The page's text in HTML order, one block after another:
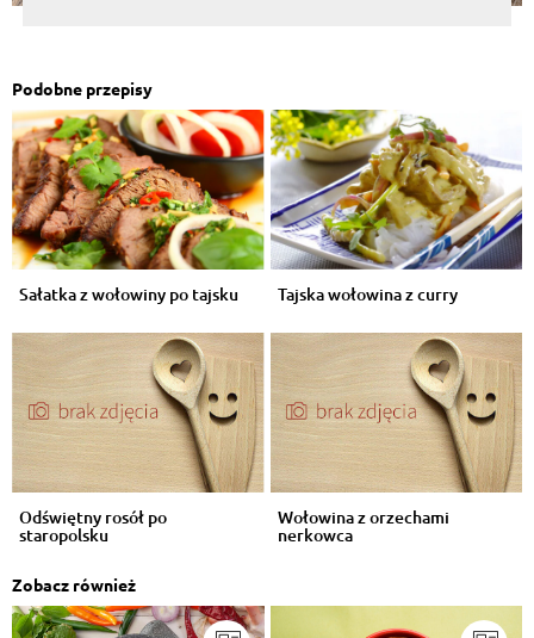
Podobne przepisy
Sałatka z wołowiny po tajsku Tajska wołowina z curry
Odświętny rosół po
staropolsku
Wołowina z orzechami
nerkowca
Zobacz również